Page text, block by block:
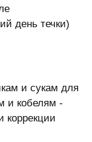
день течки)
и сукам для
и кобелям -
коррекции